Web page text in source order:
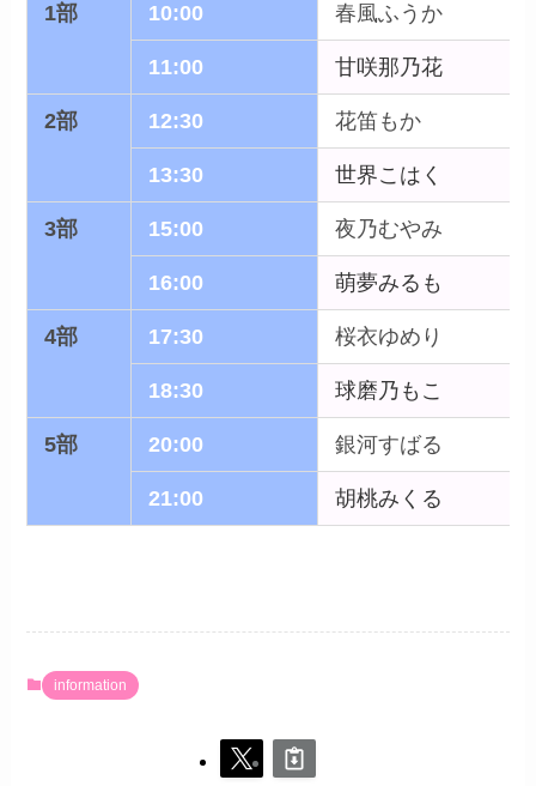
1部 10:00 春風ふうか
11:00 甘咲那乃花
2部 12:30 花笛もか
13:30 世界こはく
3部 15:00 夜乃むやみ
16:00 萌夢みるも
4部 17:30 桜衣ゆめり
18:30 球磨乃もこ
5部 20:00 銀河すばる
21:00 胡桃みくる
information